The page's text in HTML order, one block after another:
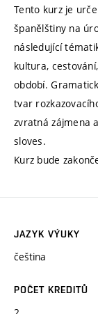
Tento kurz je
španělštiny na
následující
kultura,
období.
tvar
zvratná zájmena
sloves.
Kurz bude
JAZYK VÝUKY
čeština
POČET KREDITŮ